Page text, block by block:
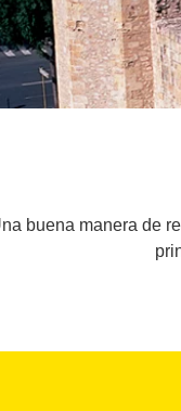
buena manera de